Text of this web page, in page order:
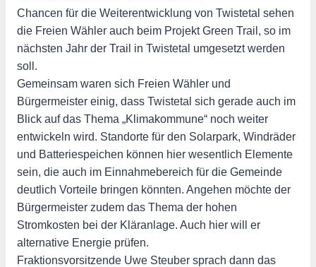
Chancen für die Weiterentwicklung von Twistetal sehen
die Freien Wähler auch beim Projekt Green Trail, so im
nächsten Jahr der Trail in Twistetal umgesetzt werden
soll.
Gemeinsam waren sich Freien Wähler und
Bürgermeister einig, dass Twistetal sich gerade auch im
Blick auf das Thema „Klimakommune“ noch weiter
entwickeln wird. Standorte für den Solarpark, Windräder
und Batteriespeichen können hier wesentlich Elemente
sein, die auch im Einnahmebereich für die Gemeinde
deutlich Vorteile bringen könnten. Angehen möchte der
Bürgermeister zudem das Thema der hohen
Stromkosten bei der Kläranlage. Auch hier will er
alternative Energie prüfen.
Fraktionsvorsitzende Uwe Steuber sprach dann das